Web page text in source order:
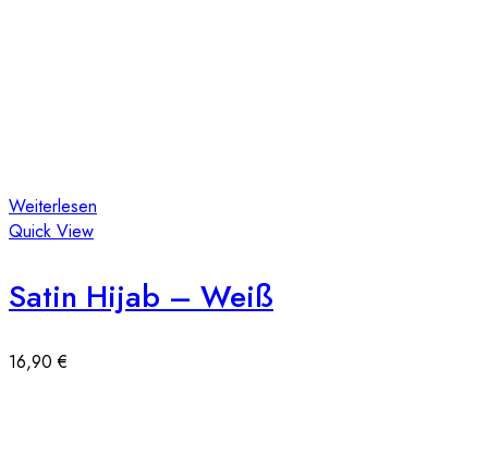
Weiterlesen
Quick View
Satin Hijab – Weiß
16,90€